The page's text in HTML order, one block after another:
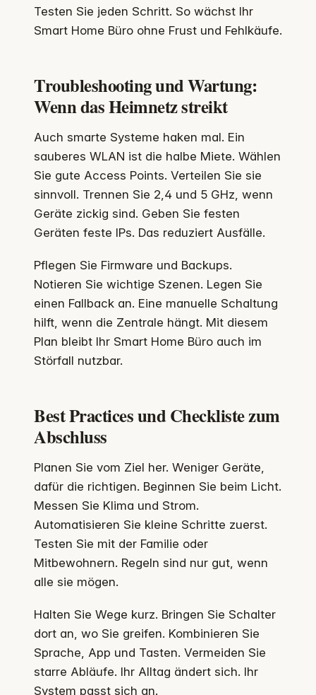
Testen Sie jeden Schritt. So wächst Ihr
Smart Home Büro ohne Frust und Fehlkäufe.
Troubleshooting und Wartung:
Wenn das Heimnetz streikt
Auch smarte Systeme haken mal. Ein
sauberes WLAN ist die halbe Miete. Wählen
Sie gute Access Points. Verteilen Sie sie
sinnvoll. Trennen Sie 2,4 und 5 GHz, wenn
Geräte zickig sind. Geben Sie festen
Geräten feste IPs. Das reduziert Ausfälle.
Pflegen Sie Firmware und Backups.
Notieren Sie wichtige Szenen. Legen Sie
einen Fallback an. Eine manuelle Schaltung
hilft, wenn die Zentrale hängt. Mit diesem
Plan bleibt Ihr Smart Home Büro auch im
Störfall nutzbar.
Best Practices und Checkliste zum
Abschluss
Planen Sie vom Ziel her. Weniger Geräte,
dafür die richtigen. Beginnen Sie beim Licht.
Messen Sie Klima und Strom.
Automatisieren Sie kleine Schritte zuerst.
Testen Sie mit der Familie oder
Mitbewohnern. Regeln sind nur gut, wenn
alle sie mögen.
Halten Sie Wege kurz. Bringen Sie Schalter
dort an, wo Sie greifen. Kombinieren Sie
Sprache, App und Tasten. Vermeiden Sie
starre Abläufe. Ihr Alltag ändert sich. Ihr
System passt sich an.